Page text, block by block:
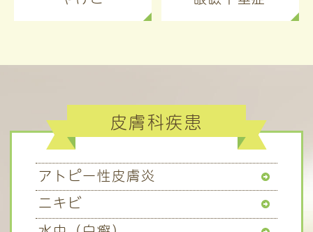
皮膚科疾患
アトピー性皮膚炎
ニキビ